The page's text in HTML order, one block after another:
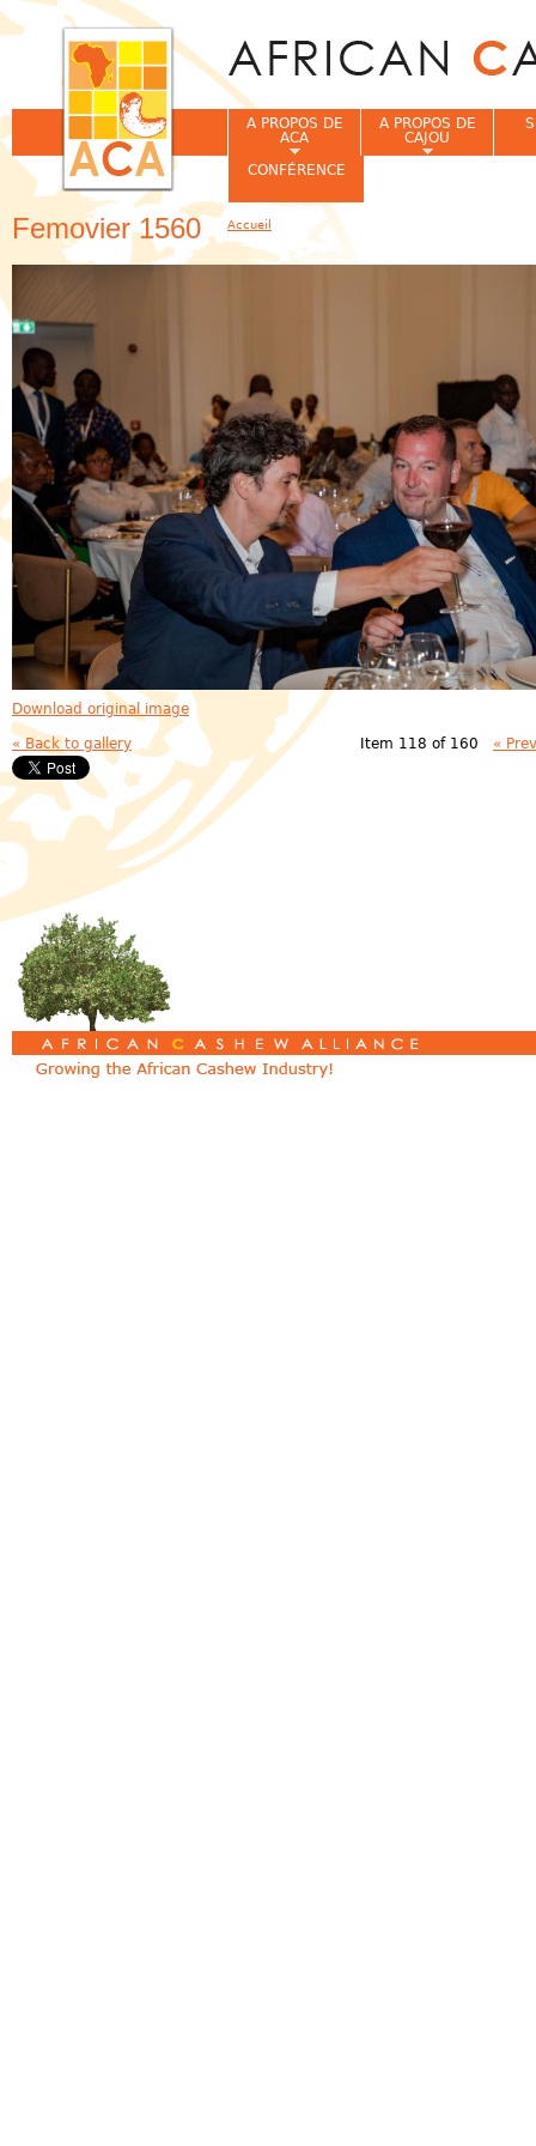
Femovier 1560
Download original image
« Back to gallery Item 118 of 160 «
A PROPOS DE
ACA
A PROPOS DE
CAJOU
CONFÉRENCE
Vous êtes ici
Accueil